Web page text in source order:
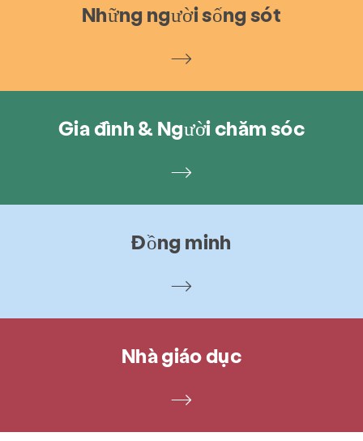
Những người sống sót
Gia đình & Người chăm sóc
Đồng minh
Nhà giáo dục